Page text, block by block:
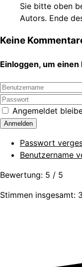
Sie bitte oben
Autors. Ende
Keine
Einloggen, um
Angemeldet
Anmelden
Passwort
Benutzername
Bewertung: 5 / 5
Stimmen insgesamt: 3